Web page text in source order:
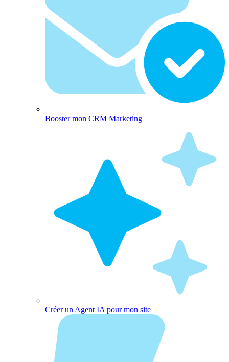
Booster mon CRM Marketing
Créer un Agent IA pour mon site